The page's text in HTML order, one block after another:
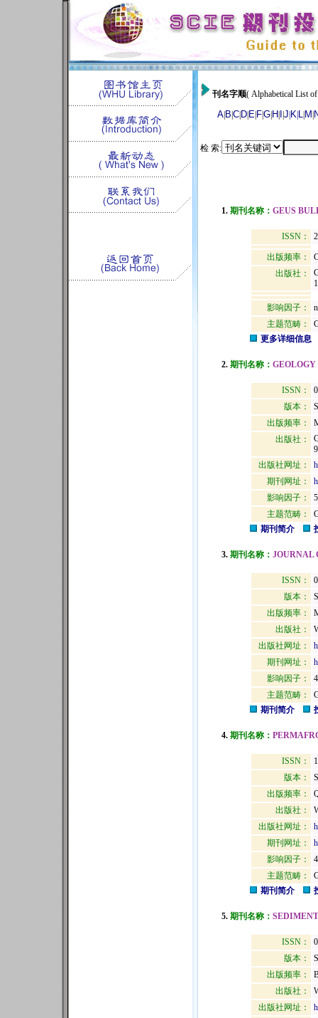
刊名字顺( Alphabetical List
A B C D E FG H J K L M
检 索:
1. 期刊名称： GEUS
ISSN：
出版频率：
出版社：
影响因子：
主题范畴：
更多详细信息
2. 期刊名称： GEOLOGY
ISSN：
版本：
出版频率：
出版社：
出版社网址：
期刊网址：
影响因子：
主题范畴：
期刊简介
3. 期刊名称： JOURNAL
ISSN：
版本：
出版频率：
出版社：
出版社网址：
期刊网址：
影响因子：
主题范畴：
期刊简介
4. 期刊名称：
ISSN：
版本：
出版频率：
出版社：
出版社网址：
期刊网址：
影响因子：
主题范畴：
期刊简介
5. 期刊名称：
ISSN：
版本：
出版频率：
出版社：
出版社网址：